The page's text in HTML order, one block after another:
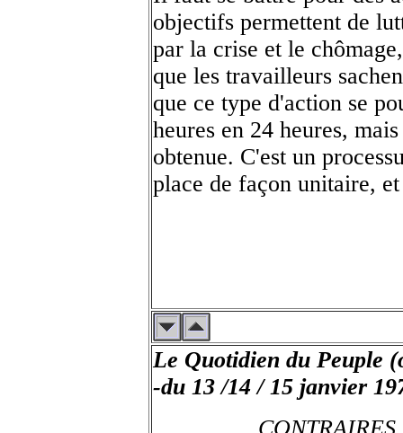
objectifs permettent de
par la crise et le
que les travailleurs
que ce type d'action se
heures en 24 heures,
obtenue. C'est un
place de façon unitaire,
Le Quotidien du Peuple
-du 13 /14 / 15 janvier